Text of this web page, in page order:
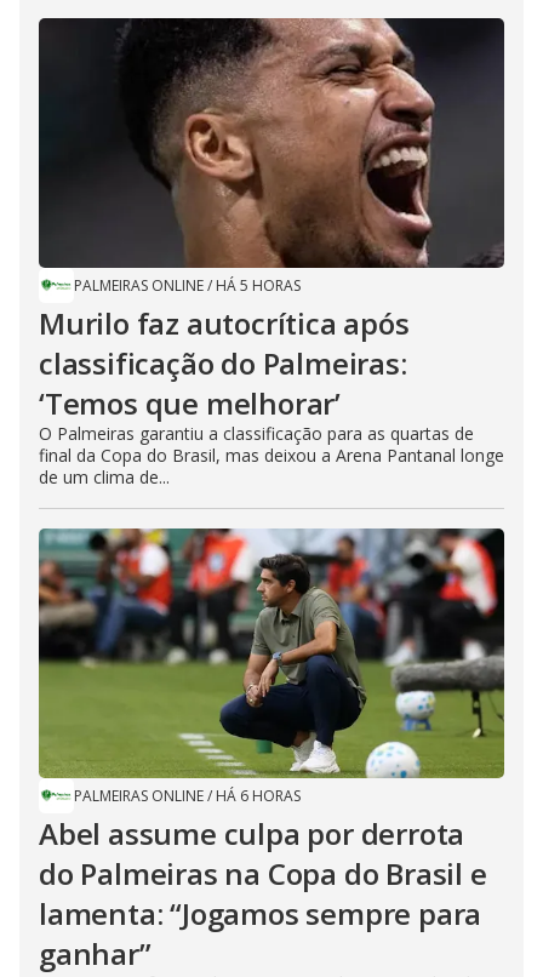
PALMEIRAS ONLINE/ HÁ 5 HORAS
Murilo faz autocrítica após
classificação do Palmeiras:
‘Temos que melhorar’
O Palmeiras garantiu a classificação para as quartas de
final da Copa do Brasil, mas deixou a Arena Pantanal longe
de um clima de...
PALMEIRAS ONLINE/ HÁ 6 HORAS
Abel assume culpa por derrota
do Palmeiras na Copa do Brasil e
lamenta: “Jogamos sempre para
ganhar”